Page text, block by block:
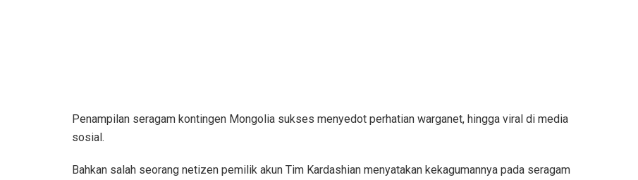
Penampilan seragam kontingen Mongolia sukses menyedot perhatian warganet, hingga viral di media
sosial.
Bahkan salah seorang netizen pemilik akun Tim Kardashian menyatakan kekagumannya pada seragam